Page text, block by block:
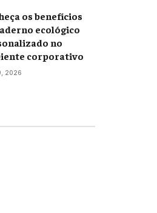
os benefícios
ecológico
no
corporativo
2026